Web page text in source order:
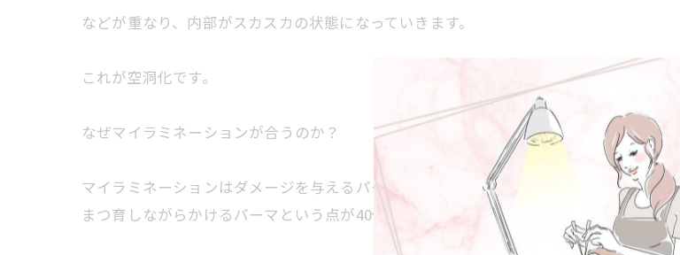
などが重なり、内部がスカスカの状態になっていきます。
これが空洞化です。
なぜマイラミネーションが合うのか？
マイラミネーションはダメージを与えるパーマではなく
まつ育しながらかけるパーマという点が40代以降のまつ毛にとても相性が良い理由です。